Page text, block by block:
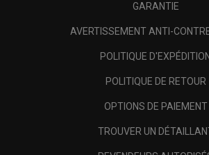
GARANTIE
AVERTISSEMENT ANTI-
POLITIQUE D'EXPÉDITION
POLITIQUE DE RETOUR
OPTIONS DE PAIEMENT
TROUVER UN